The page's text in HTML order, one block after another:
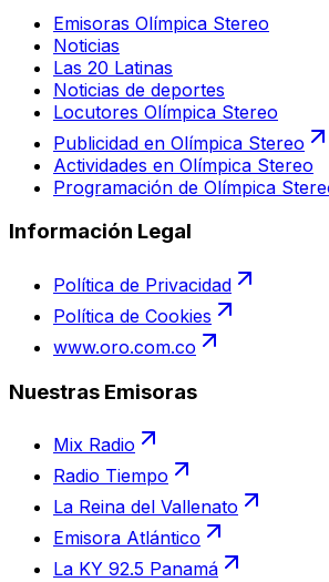
Emisoras Olímpica Stereo
Noticias
Las 20 Latinas
Noticias de deportes
Locutores Olímpica Stereo
Publicidad en Olímpica Stereo
Actividades en Olímpica Stereo
Programación de Olímpica
Información Legal
Política de Privacidad
Política de Cookies
www.oro.com.co
Nuestras Emisoras
Mix Radio
Radio Tiempo
La Reina del Vallenato
Emisora Atlántico
La KY 92.5 Panamá